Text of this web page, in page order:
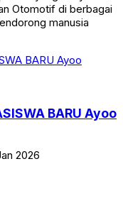
Otomotif di berbagai
manusia
BARU Ayoo
2026